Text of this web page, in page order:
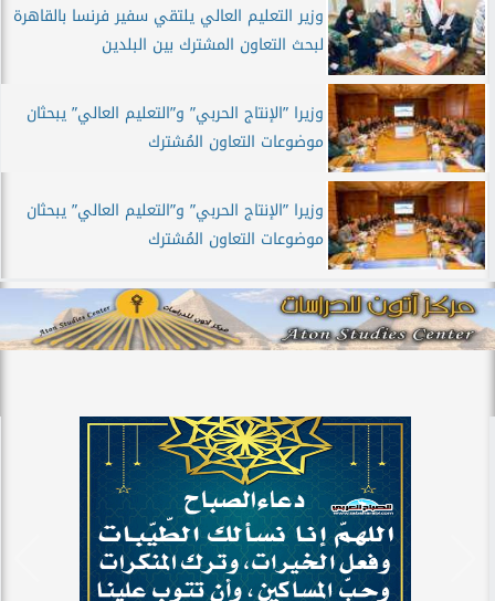
وزير التعليم العالي يلتقي سفير فرنسا بالقاهرة
لبحث التعاون المشترك بين البلدين
وزيرا ”الإنتاج الحربي” و”التعليم العالي” يبحثان
موضوعات التعاون المُشترك
وزيرا ”الإنتاج الحربي” و”التعليم العالي” يبحثان
موضوعات التعاون المُشترك